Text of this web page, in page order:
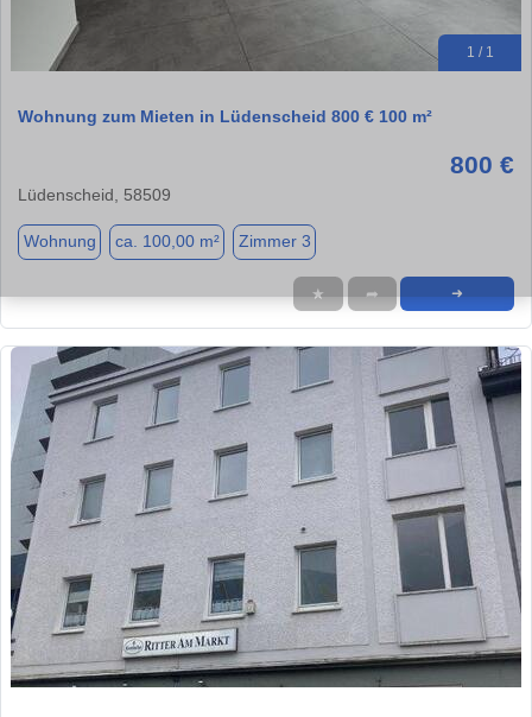
1 / 1
Wohnung zum Mieten in Lüdenscheid 800 € 100 m²
800 €
Lüdenscheid, 58509
Wohnung ca. 100,00 m² Zimmer 3
★ ➦ ➜
1 / 19